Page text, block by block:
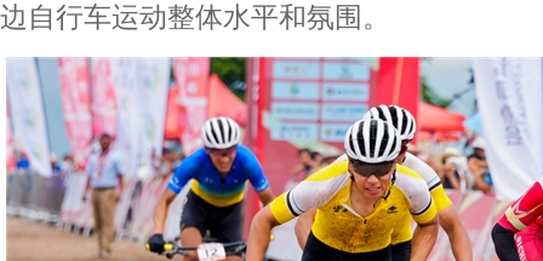
边自行车运动整体水平和氛围。